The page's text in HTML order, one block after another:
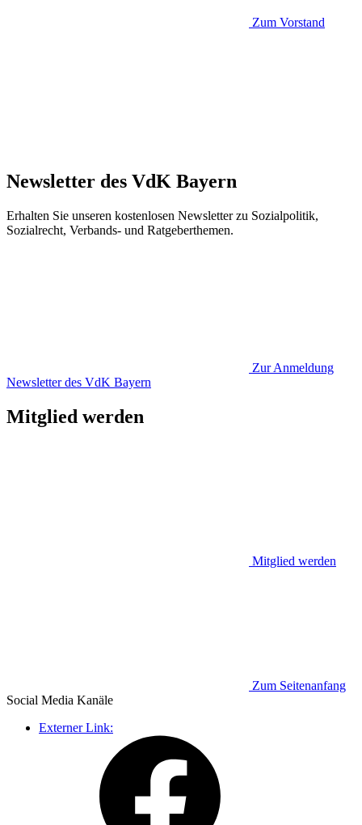
Zum Vorstand
Newsletter des VdK Bayern
Erhalten Sie unseren kostenlosen Newsletter zu Sozialpolitik,
Sozialrecht, Verbands- und Ratgeberthemen.
Zur Anmeldung
Newsletter des VdK Bayern
Mitglied werden
Mitglied werden
Zum Seitenanfang
Social Media Kanäle
Externer Link: